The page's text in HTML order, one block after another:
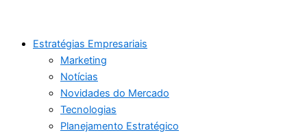
Estratégias Empresariais
Marketing
Notícias
Novidades do Mercado
Tecnologias
Planejamento Estratégico